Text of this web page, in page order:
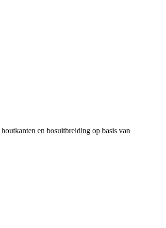
en bosuitbreiding op basis van